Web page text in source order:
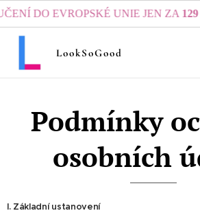
DO EVROPSKÉ UNIE JEN ZA129 Kč-
LookSoGood
Podmínky
osobních
I. Základní ustanovení